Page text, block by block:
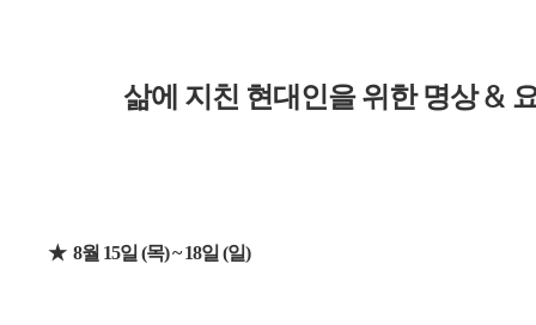
삶에 지친 현대인을 위한 명상&
★ 8월 15일 (목) ~ 18일 (일)